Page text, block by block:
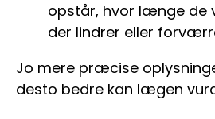
opstår, hvor længe de
der lindrer eller
Jo mere præcise
desto bedre kan lægen